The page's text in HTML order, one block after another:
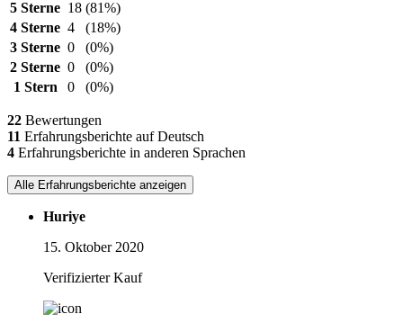
5 Sterne 18 (81%)
4 Sterne 4
(18%)
3 Sterne 0
(0%)
2 Sterne 0
(0%)
1 Stern
0 (0%)
22 Bewertungen
11 Erfahrungsberichte auf Deutsch
4 Erfahrungsberichte in anderen Sprachen
Alle Erfahrungsberichte anzeigen
Huriye
15. Oktober 2020
Verifizierter Kauf